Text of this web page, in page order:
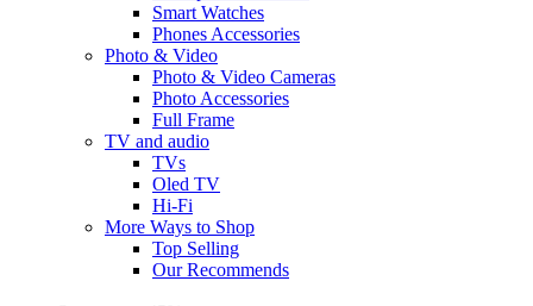
Smart Watches
Phones Accessories
Photo & Video
Photo & Video Cameras
Photo Accessories
Full Frame
TV and audio
TVs
Oled TV
Hi-Fi
More Ways to Shop
Top Selling
Our Recommends